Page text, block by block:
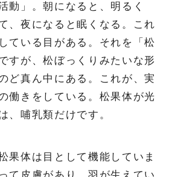
動」。朝になると、明るく
、夜になると眠くなる。これ
ている目がある。それを「松
すが、松ぼっくりみたいな形
ど真ん中にある。これが、実
働きをしている。松果体が光
、哺乳類だけです。
果体は目として機能していま